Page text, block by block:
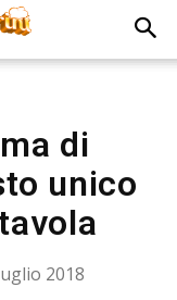
di
unico
2018